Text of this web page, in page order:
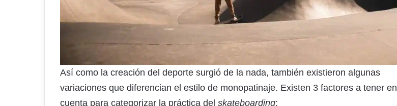
Así como la creación del deporte surgió de la nada, también existieron algunas
variaciones que diferencian el estilo de monopatinaje. Existen 3 factores a tener en
cuenta para categorizar la práctica del skateboarding: